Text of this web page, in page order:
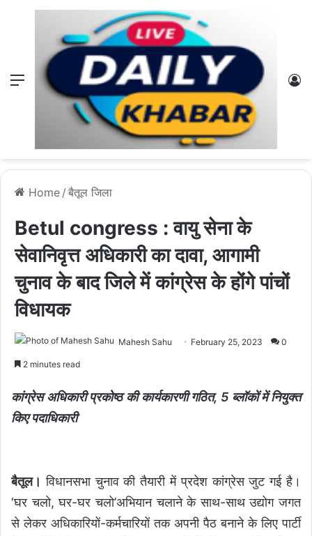
Menu
Home / बैतूल जिला
Betul congress : वायु सेना के
सेवानिवृत्त अधिकारी का दावा, आगामी
चुनाव के बाद जिले में कांग्रेस के होंगे पांचों
विधायक
Mahesh Sahu February 25, 2023 0
2 minutes read
कांग्रेस अधिकारी प्रकोष्ठ की कार्यकारणी गठित, 5 ब्लॉकों में नियुक्त
किए पदाधिकारी
बैतूल। विधानसभा चुनाव की तैयारी में प्रदेश कांग्रेस जुट गई है।
‘घर चलो, घर-घर चलो’अभियान चलाने के साथ-साथ उद्योग जगत
से लेकर अधिकारियों-कर्मचारियों तक अपनी पैठ बनाने के लिए पार्टी